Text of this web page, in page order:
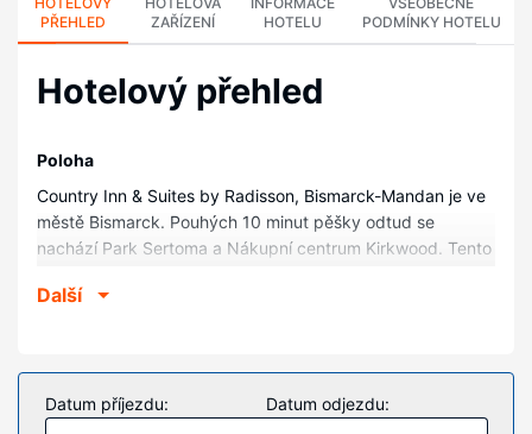
PŘEHLED
ZAŘÍZENÍ
HOTELU
PODMÍNKY HOTELU
Hotelový přehled
Poloha
Country Inn & Suites by Radisson, Bismarck-Mandan je ve
městě Bismarck. Pouhých 10 minut pěšky odtud se
nachází Park Sertoma a Nákupní centrum Kirkwood. Tento
hřiště Riverwood.
V jednom z 61 klimatizovaných pokojů, k jejichž vybavení
patří mikrovlnná trouba a LCD televize, se budete cítit jako
doma. Bezdrátový internet zdarma vám zajistí spojení se
Další
Datum příjezdu: Datum odjezdu: